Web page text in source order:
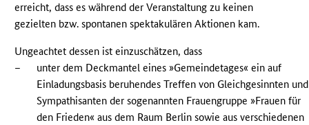
erreicht, dass es während der Veranstaltung zu keinen
gezielten bzw. spontanen spektakulären Aktionen kam.
Ungeachtet dessen ist einzuschätzen, dass
–
unter dem Deckmantel eines »Gemeindetages« ein auf
Einladungsbasis beruhendes Treffen von Gleichgesinnten und
Sympathisanten der sogenannten Frauengruppe »Frauen für
den Frieden« aus dem Raum Berlin sowie aus verschiedenen